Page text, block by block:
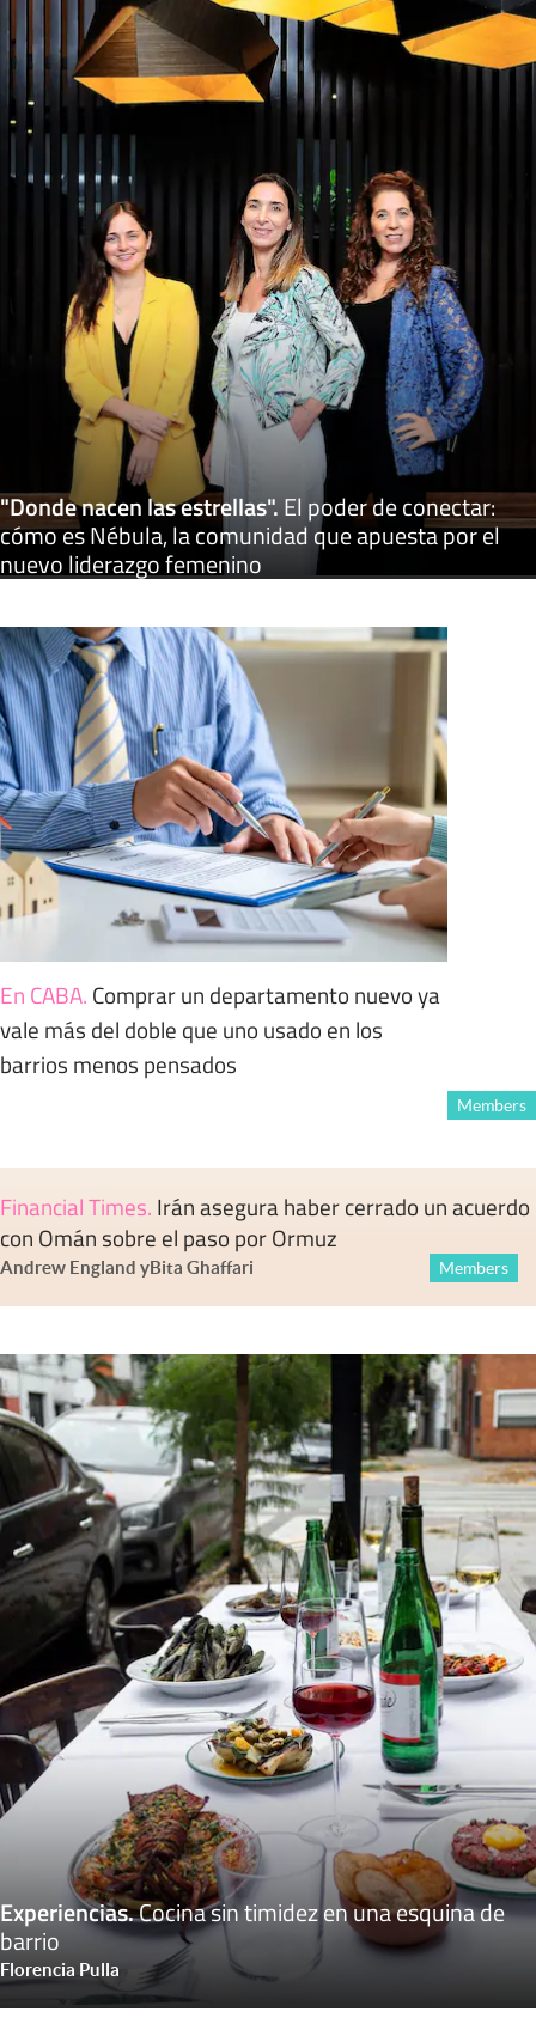
"Donde nacen las estrellas".El poder de conectar:
cómo es Nébula, la comunidad que apuesta por el
nuevo liderazgo femenino
En CABA. Comprar un departamento nuevo ya
vale más del doble que uno usado en los
barrios menos pensados
Members
Financial Times. Irán asegura haber cerrado un acuerdo
con Omán sobre el paso por Ormuz
Andrew England yBita Ghaffari Members
Experiencias.Cocina sin timidez en una esquina de
barrio
Florencia Pulla